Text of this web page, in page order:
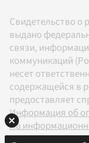
Свидетельство о
выдано
связи,
коммуникаций
несет
содержащейся в
предоставляет
Информация об
На